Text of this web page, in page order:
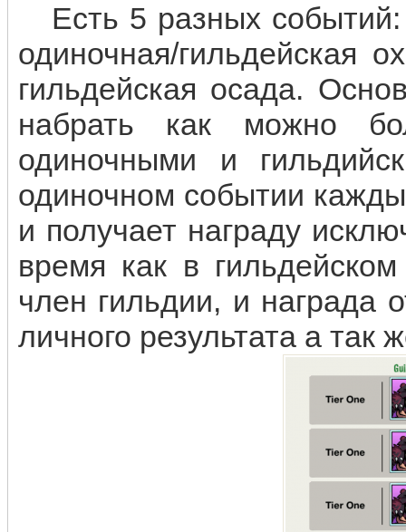
Есть 5 разных событий:
одиночная/гильдейская
гильдейская осада.
набрать как можно
одиночными и
одиночном событии
и получает награду
время как в
член гильдии, и награда
личного результата а так